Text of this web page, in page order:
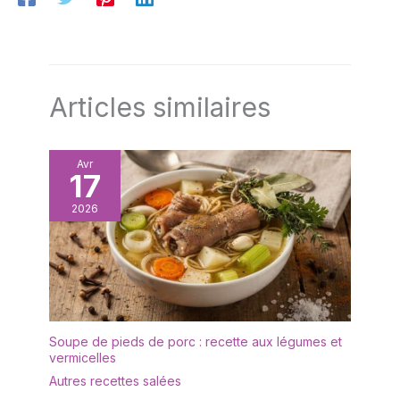
ces bols sont résistants
à la chaleur et robustes,
durabilité au quotidien.
FACILITÉ D'ENTRETIEN :
Compatibles avec le
lave-vaisselle, le micro-
ondes et le four, ces bols
offrent une commodité
inégalée pour le
nettoyage et le
réchauffage. HARMONIE
PARFAITE : Que ce soit
pour un repas en famille
Articles similaires
Avr
17
2026
Soupe de pieds de porc : recette aux légumes et
vermicelles
Autres recettes salées